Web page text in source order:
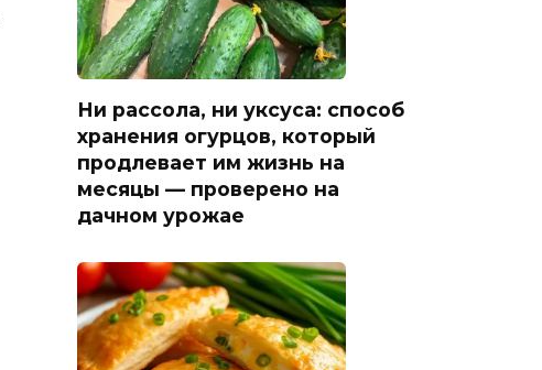
Ни рассола, ни уксуса: способ
хранения огурцов, который
продлевает им жизнь на
месяцы — проверено на
дачном урожае